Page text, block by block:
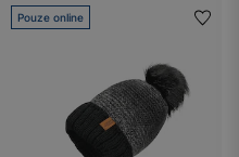
Pouze online